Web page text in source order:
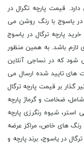
قیمت پارچه تگرال در
در یاسوج با رنگ روشن می
پارچه ترگال در یاسوج
لازم باشد. به همین منظور
شود که در نساجی آنلاین
های تایید شده ارسال می
گذار بر قیمت پارچه ترگال
ضخامت و گرماژ پارچه
استر، شیوه رنگرزی پارچه
رنگ های خاص، مراکز عرضه
در یاسوج، برند پارچه و